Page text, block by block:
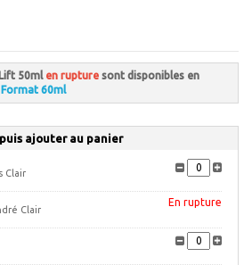
50ml en rupture sont disponibles en
60ml
ajouter au panier
Clair
Clair
En rupture